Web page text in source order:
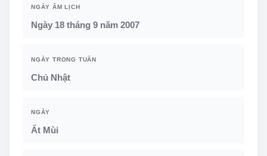
NGÀY ÂM LỊCH
Ngày 18 tháng 9 năm 2007
NGÀY TRONG TUẦN
Chủ Nhật
NGÀY
Ất Mùi